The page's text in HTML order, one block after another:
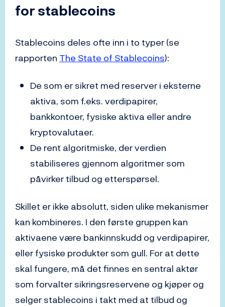
for stablecoins
Stablecoins deles ofte inn i to typer (se
rapporten The State of Stablecoins):
De som er sikret med reserver i eksterne
aktiva, som f.eks. verdipapirer,
bankkontoer, fysiske aktiva eller andre
kryptovalutaer.
De rent algoritmiske, der verdien
stabiliseres gjennom algoritmer som
påvirker tilbud og etterspørsel.
Skillet er ikke absolutt, siden ulike mekanismer
kan kombineres. I den første gruppen kan
aktivaene være bankinnskudd og verdipapirer,
eller fysiske produkter som gull. For at dette
skal fungere, må det finnes en sentral aktør
som forvalter sikringsreservene og kjøper og
selger stablecoins i takt med at tilbud og